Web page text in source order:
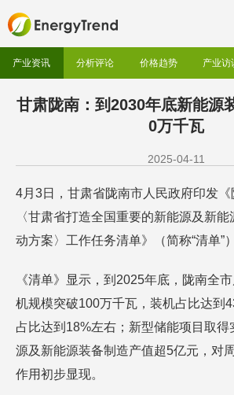
产业资讯 分析评论 价格趋势 产业访
甘肃陇南：到2030年底新能源
0万千瓦
2025-04-11
4月3日，甘肃省陇南市人民政府印发
〈甘肃省打造全国重要的新能源及新
动方案〉工作任务清单》（简称“清单”）
《清单》显示，到2025年底，陇南全
机规模突破100万千瓦，装机占比达到
占比达到18%左右；新型储能项目取得
源及新能源装备制造产值超5亿元，对
作用初步显现。